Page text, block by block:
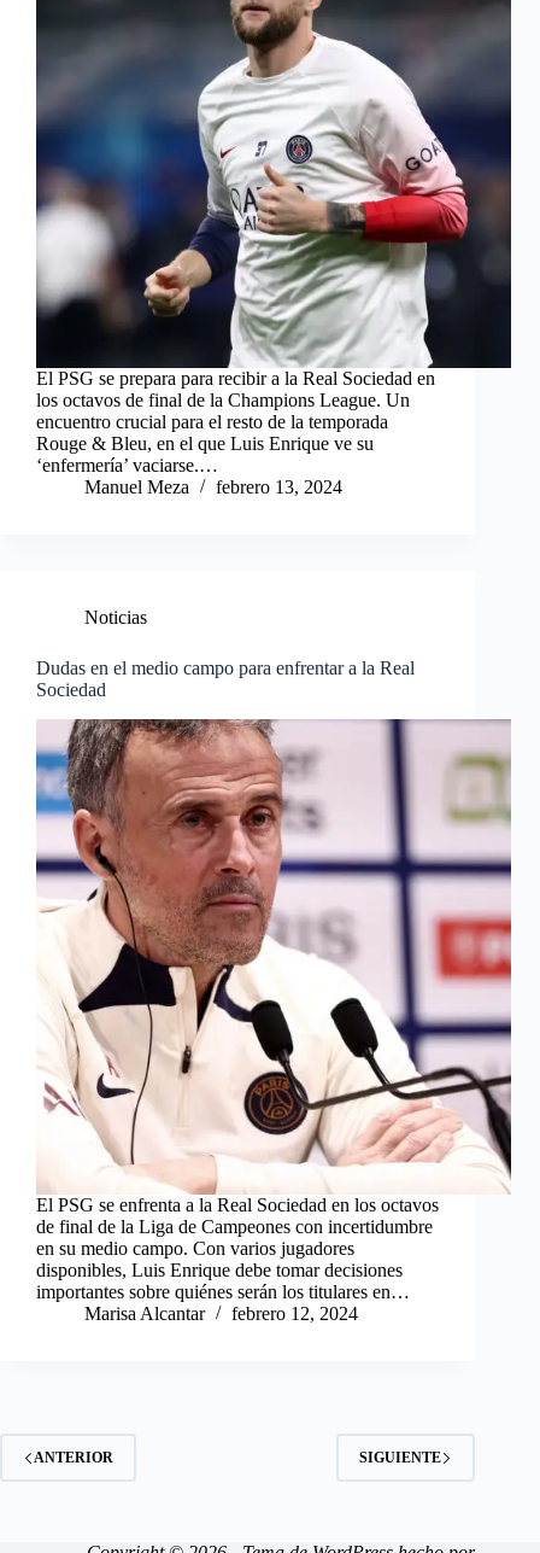
El PSG se prepara para recibir a la Real Sociedad en
los octavos de final de la Champions League. Un
encuentro crucial para el resto de la temporada
Rouge & Bleu, en el que Luis Enrique ve su
‘enfermería’ vaciarse.…
Manuel Meza
febrero 13, 2024
Noticias
Dudas en el medio campo para enfrentar a la Real
Sociedad
El PSG se enfrenta a la Real Sociedad en los octavos
de final de la Liga de Campeones con incertidumbre
en su medio campo. Con varios jugadores
disponibles, Luis Enrique debe tomar decisiones
importantes sobre quiénes serán los titulares en…
Marisa Alcantar
febrero 12, 2024
ANTERIOR SIGUIENTE